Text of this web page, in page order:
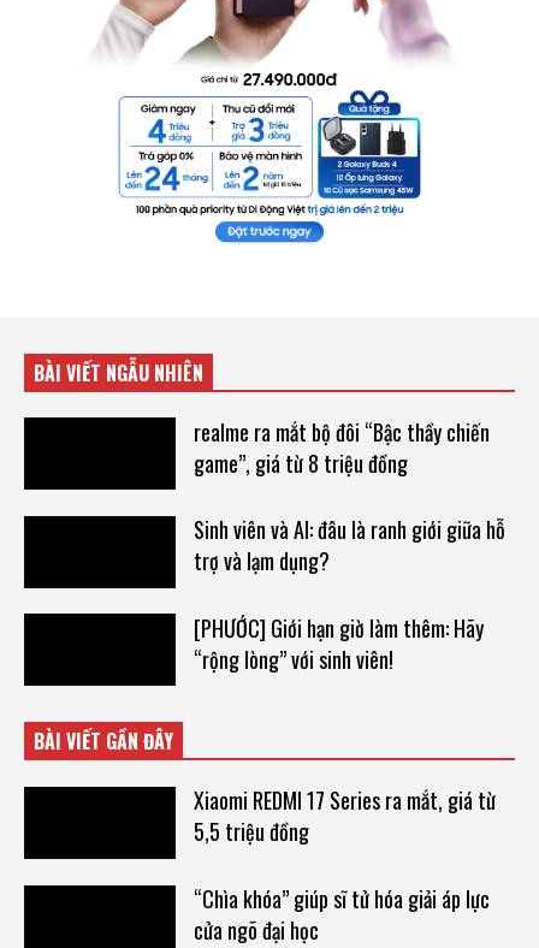
BÀI VIẾT NGẪU NHIÊN
realme ra mắt bộ đôi “Bậc thầy chiến
game”, giá từ 8 triệu đồng
Sinh viên và AI: đâu là ranh giới giữa hỗ
trợ và lạm dụng?
[PHƯỚC] Giới hạn giờ làm thêm: Hãy
“rộng lòng” với sinh viên!
BÀI VIẾT GẦN ĐÂY
Xiaomi REDMI 17 Series ra mắt, giá từ
5,5 triệu đồng
“Chìa khóa” giúp sĩ tử hóa giải áp lực
cửa ngõ đại học